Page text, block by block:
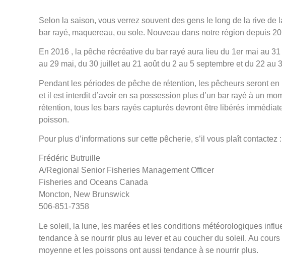
Selon la saison, vous verrez souvent des gens le long de la rive de
bar rayé, maquereau, ou sole. Nouveau dans notre région depuis
En 2016 , la pêche récréative du bar rayé aura lieu du 1er mai au
au 29 mai, du 30 juillet au 21 août du 2 au 5 septembre et du 22 au
Pendant les périodes de pêche de rétention, les pêcheurs seront
et il est interdit d’avoir en sa possession plus d’un bar rayé à un
rétention, tous les bars rayés capturés devront être libérés
poisson.
Pour plus d’informations sur cette pêcherie, s’il vous plaît contactez :
Frédéric Butruille
A/Regional Senior Fisheries Management Officer
Fisheries and Oceans Canada
Moncton, New Brunswick
506-851-7358
Le soleil, la lune, les marées et les conditions météorologiques
tendance à se nourrir plus au lever et au coucher du soleil. Au
moyenne et les poissons ont aussi tendance à se nourrir plus.